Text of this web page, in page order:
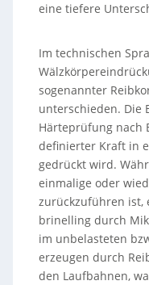
eine tiefere
Im technischen
sogenannter
unterschieden. Die
Härteprüfung nach
definierter Kraft in
gedrückt wird.
einmalige oder
zurückzuführen ist,
brinelling durch
im unbelasteten
erzeugen durch
den Laufbahnen,